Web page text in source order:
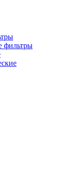
фильтры